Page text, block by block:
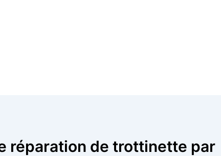
réparation de trottinette par